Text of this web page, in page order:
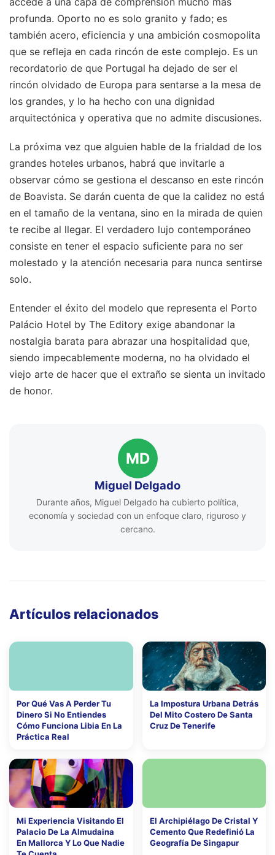
profunda. Oporto no es solo granito y fado; es
también acero, eficiencia y una ambición cosmopolita
que se refleja en cada rincón de este complejo. Es un
recordatorio de que Portugal ha dejado de ser el
rincón olvidado de Europa para sentarse a la mesa de
los grandes, y lo ha hecho con una dignidad
arquitectónica y operativa que no admite discusiones.
La próxima vez que alguien hable de la frialdad de los
grandes hoteles urbanos, habrá que invitarle a
observar cómo se gestiona el descanso en este rincón
de Boavista. Se darán cuenta de que la calidez no está
en el tamaño de la ventana, sino en la mirada de quien
te recibe al llegar. El verdadero lujo contemporáneo
consiste en tener el espacio suficiente para no ser
molestado y la atención necesaria para nunca sentirse
solo.
Entender el éxito del modelo que representa el Porto
Palácio Hotel by The Editory exige abandonar la
nostalgia barata para abrazar una hospitalidad que,
siendo impecablemente moderna, no ha olvidado el
viejo arte de hacer que el extraño se sienta un invitado
de honor.
MD
Miguel Delgado
Durante años, Miguel Delgado ha cubierto política,
economía y sociedad con un enfoque claro, riguroso y
cercano.
Artículos relacionados
Por Qué Vas A Perder Tu
Dinero Si No Entiendes
Cómo Funciona Libia En La
Práctica Real
La Impostura Urbana Detrás
Del Mito Costero De Santa
Cruz De Tenerife
Mi Experiencia Visitando El
Palacio De La Almudaina
En Mallorca Y Lo Que Nadie
El Archipiélago De Cristal Y
Cemento Que Redefinió La
Geografía De Singapur